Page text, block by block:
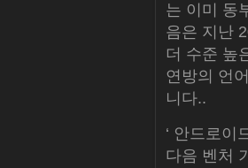
는 이미 동
음은 지난
더 수준 높
연방의 언
니다..
‘ 안드로이
다음 벤처